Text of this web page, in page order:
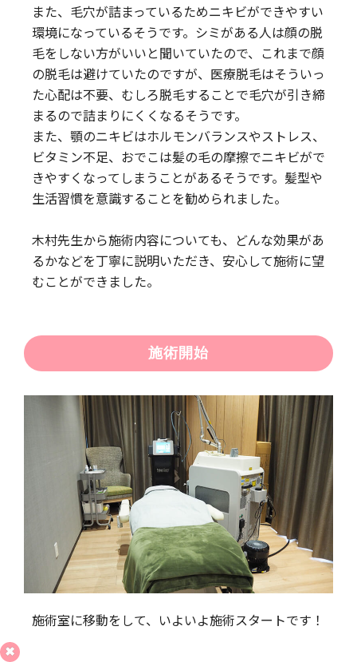
また、毛穴が詰まっているためニキビができやすい
環境になっているそうです。シミがある人は顔の脱
毛をしない方がいいと聞いていたので、これまで顔
の脱毛は避けていたのですが、医療脱毛はそういっ
た心配は不要、むしろ脱毛することで毛穴が引き締
まるので詰まりにくくなるそうです。
また、顎のニキビはホルモンバランスやストレス、
ビタミン不足、おでこは髪の毛の摩擦でニキビがで
きやすくなってしまうことがあるそうです。髪型や
生活習慣を意識することを勧められました。
木村先生から施術内容についても、どんな効果があ
るかなどを丁寧に説明いただき、安心して施術に望
むことができました。
施術開始
施術室に移動をして、いよいよ施術スタートです！